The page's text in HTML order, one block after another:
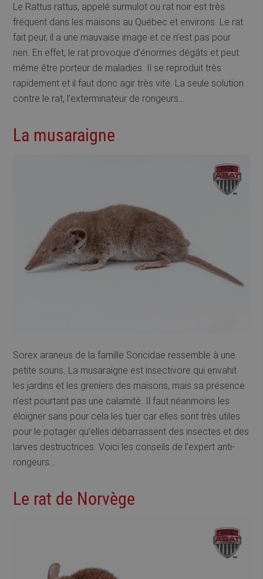
Le Rattus rattus, appelé surmulot ou rat noir est très
fréquent dans les maisons au Québec et environs. Le rat
fait peur, il a une mauvaise image et ce n’est pas pour
rien. En effet, le rat provoque d’énormes dégâts et peut
même être porteur de maladies. Il se reproduit très
rapidement et il faut donc agir très vite. La seule solution
contre le rat, l’exterminateur de rongeurs…
La musaraigne
Sorex araneus de la famille Soricidae ressemble à une
petite souris. La musaraigne est insectivore qui envahit
les jardins et les greniers des maisons, mais sa présence
n’est pourtant pas une calamité. Il faut néanmoins les
éloigner sans pour cela les tuer car elles sont très utiles
pour le potager qu’elles débarrassent des insectes et des
larves destructrices. Voici les conseils de l’expert anti-
rongeurs…
Le rat de Norvège